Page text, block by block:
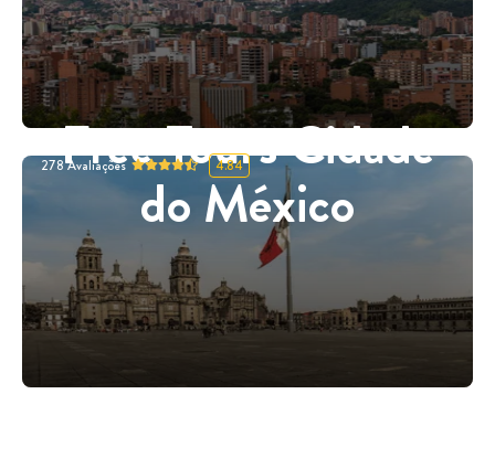
Free Tours Cidade
do México
278 Avaliações 4.84